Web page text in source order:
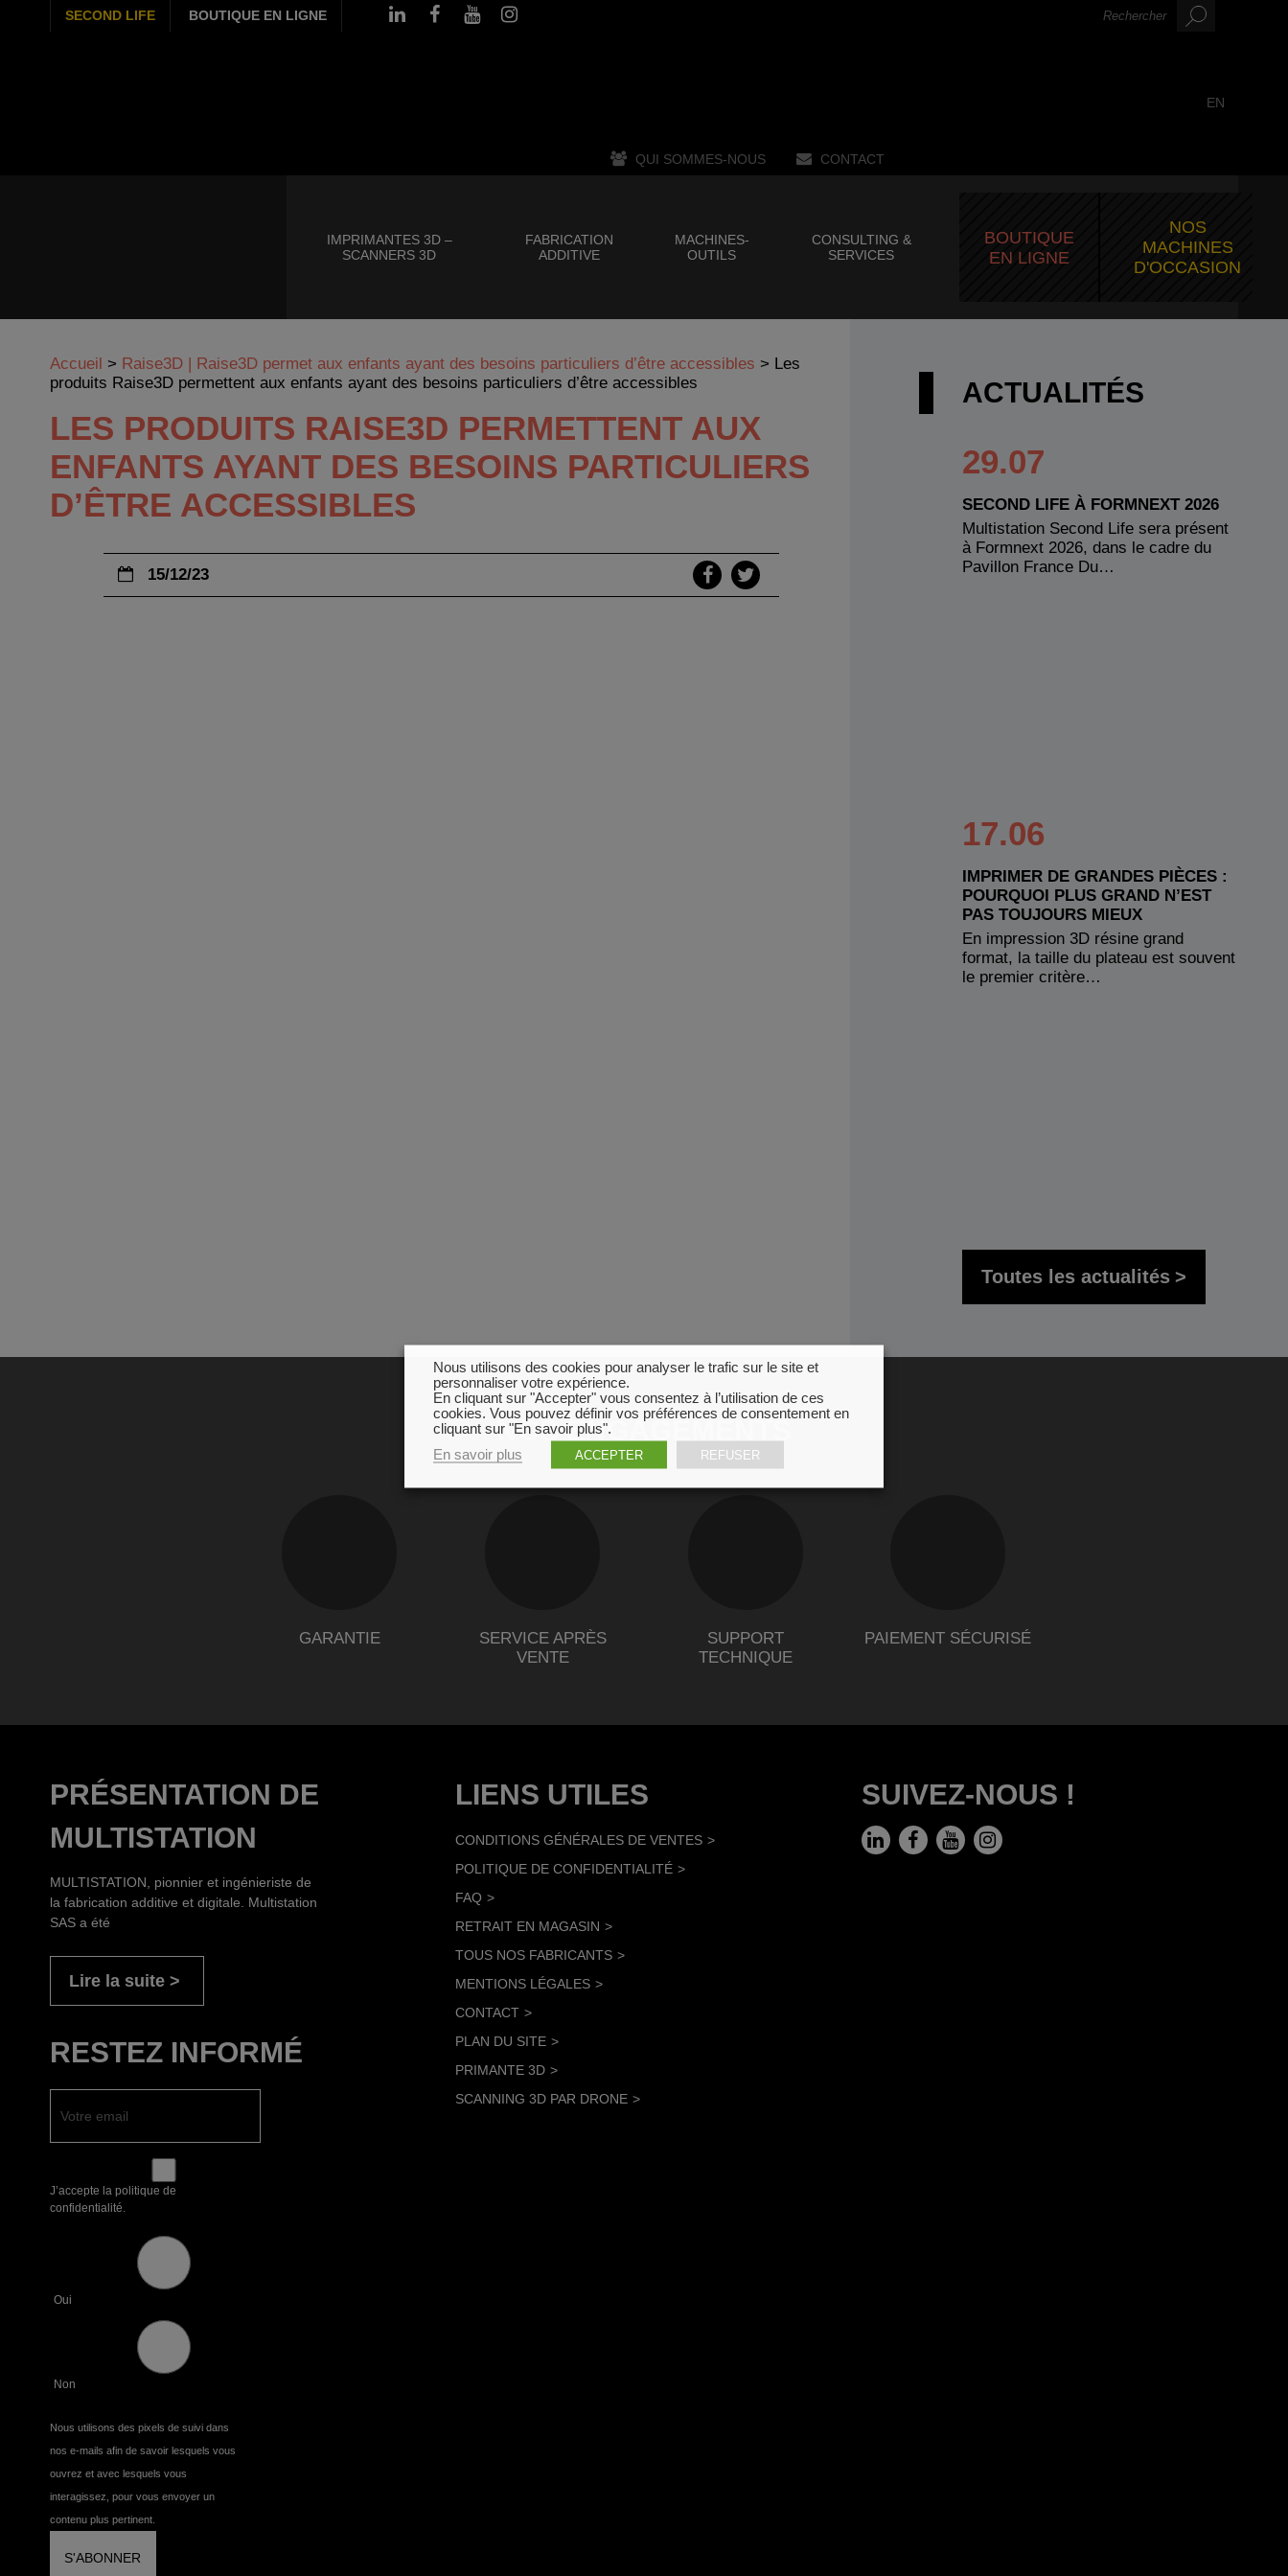
SECOND LIFE BOUTIQUE EN LIGNE
QUI SOMMES-NOUS CONTACT
EN
IMPRIMANTES 3D –
SCANNERS 3D
FABRICATION
ADDITIVE
MACHINES-
OUTILS
CONSULTING &
SERVICES
BOUTIQUE
EN LIGNE
NOS
MACHINES
D'OCCASION
Accueil > Raise3D | Raise3D permet aux enfants ayant des besoins particuliers d’être accessibles > Les
produits Raise3D permettent aux enfants ayant des besoins particuliers d’être accessibles
LES PRODUITS RAISE3D PERMETTENT AUX
ENFANTS AYANT DES BESOINS PARTICULIERS
D’ÊTRE ACCESSIBLES
15/12/23
ACTUALITÉS
29.07
SECOND LIFE À FORMNEXT 2026
Multistation Second Life sera présent
à Formnext 2026, dans le cadre du
Pavillon France Du…
17.06
IMPRIMER DE GRANDES PIÈCES :
POURQUOI PLUS GRAND N’EST
PAS TOUJOURS MIEUX
En impression 3D résine grand
format, la taille du plateau est souvent
le premier critère…
Toutes les actualités
NOS ENGAGEMENTS
GARANTIE
SERVICE APRÈS
VENTE
SUPPORT
TECHNIQUE
PAIEMENT SÉCURISÉ
PRÉSENTATION DE
MULTISTATION
MULTISTATION, pionnier et ingénieriste de
la fabrication additive et digitale. Multistation
SAS a été
Lire la suite
RESTEZ INFORMÉ
J’accepte la politique de
confidentialité.
Oui
Non
Nous utilisons des pixels de suivi dans
nos e-mails afin de savoir lesquels vous
ouvrez et avec lesquels vous
interagissez, pour vous envoyer un
contenu plus pertinent.
LIENS UTILES
CONDITIONS GÉNÉRALES DE VENTES
POLITIQUE DE CONFIDENTIALITÉ
FAQ
RETRAIT EN MAGASIN
TOUS NOS FABRICANTS
MENTIONS LÉGALES
CONTACT
PLAN DU SITE
PRIMANTE 3D
SCANNING 3D PAR DRONE
SUIVEZ-NOUS !
Nous utilisons des cookies pour analyser le trafic sur le site et
personnaliser votre expérience.
En cliquant sur "Accepter" vous consentez à l’utilisation de ces
cookies. Vous pouvez définir vos préférences de consentement en
cliquant sur "En savoir plus".
En savoir plus
ACCEPTER REFUSER